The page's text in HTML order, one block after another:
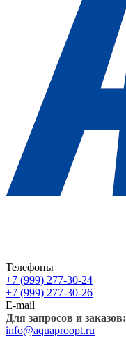
Телефоны
+7 (999) 277-30-24
+7 (999) 277-30-26
E-mail
Для запросов и заказов:
info@aquaproopt.ru